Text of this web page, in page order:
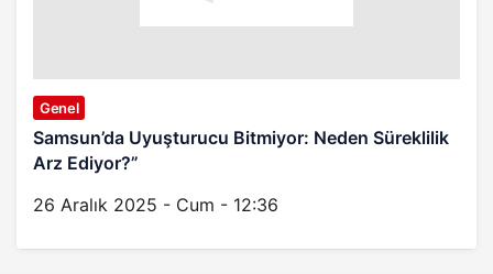
Genel
Samsun’da Uyuşturucu Bitmiyor: Neden Süreklilik
Arz Ediyor?”
26 Aralık 2025 - Cum - 12:36